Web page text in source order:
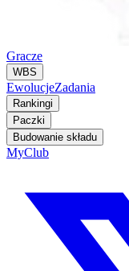
Gracze
WBS
EwolucjeZadania
Rankingi
Paczki
Budowanie składu
MyClub